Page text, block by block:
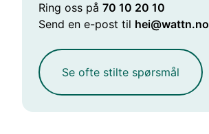
Ring oss på 70 10 20 10
Send en e-post til hei@wattn.no
Se ofte stilte spørsmål